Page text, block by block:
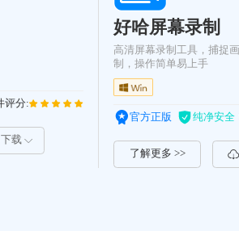
评分:
载
好哈屏幕录制
高清屏幕录制工具，捕捉
制，操作简单易上手
官方正版 纯净安全
了解更多 >>